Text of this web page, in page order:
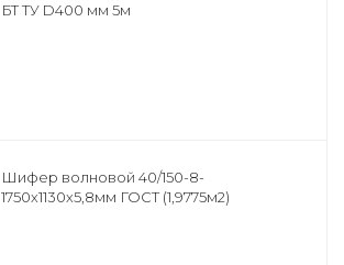
БТ ТУ D400 мм 5м
Шифер волновой 40/150-8-
1750х1130х5,8мм ГОСТ (1,9775м2)